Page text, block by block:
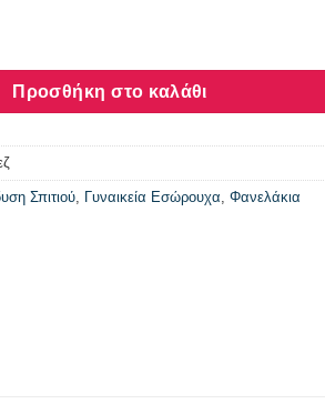
Nina Club μπεζ γυναικείο χ/μ 62 ποσότητα
Προσθήκη στο καλάθι
Σπιτιού, Γυναικεία Εσώρουχα, Φανελάκια